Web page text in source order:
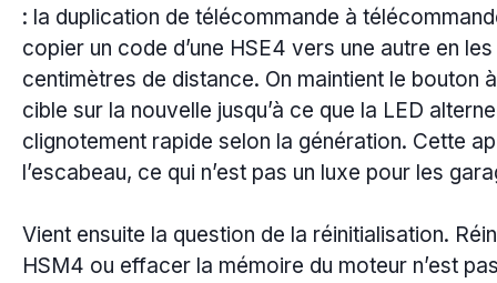
: la duplication de télécommande à
copier un code d’une HSE4 vers une autre en
centimètres de distance. On maintient le bouton
cible sur la nouvelle jusqu’à ce que la LED
clignotement rapide selon la génération. Cette
l’escabeau, ce qui n’est pas un luxe pour les
Vient ensuite la question de la réinitialisation.
HSM4 ou effacer la mémoire du moteur n’est